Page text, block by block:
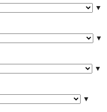
▼
▼
▼
▼